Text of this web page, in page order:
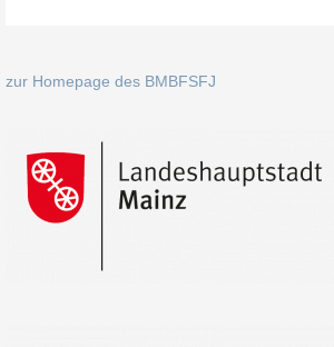
zur Homepage des BMBFSFJ